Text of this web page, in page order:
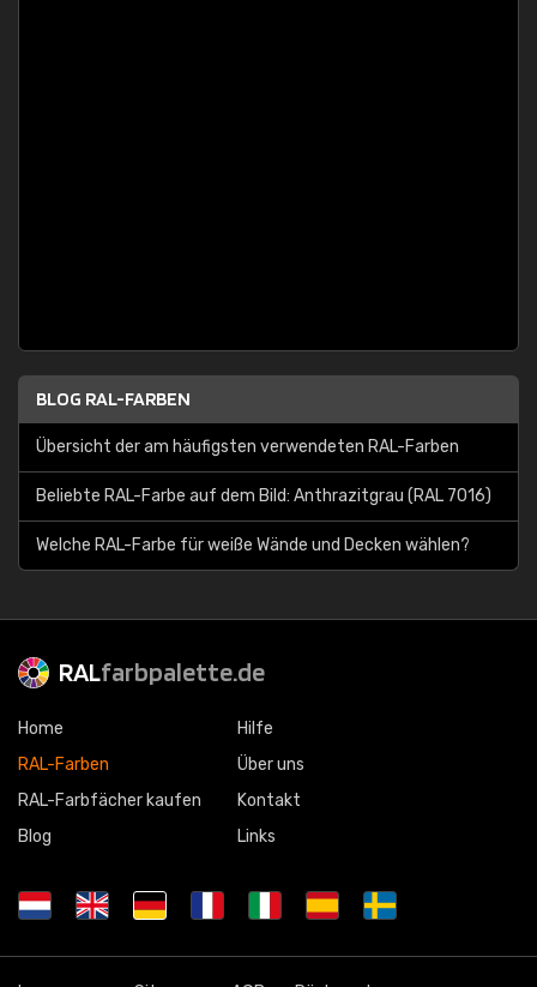
BLOG RAL-FARBEN
Übersicht der am häufigsten verwendeten RAL-Farben
Beliebte RAL-Farbe auf dem Bild: Anthrazitgrau (RAL 7016)
Welche RAL-Farbe für weiße Wände und Decken wählen?
RALfarbpalette.de
Home
RAL-Farben
RAL-Farbfächer kaufen
Blog
Hilfe
Über uns
Kontakt
Links